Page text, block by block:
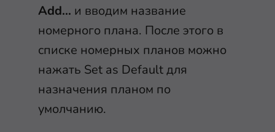
Add… и вводим название
номерного плана. После этого в
списке номерных планов можно
нажать Set as Default для
назначения планом по
умолчанию.